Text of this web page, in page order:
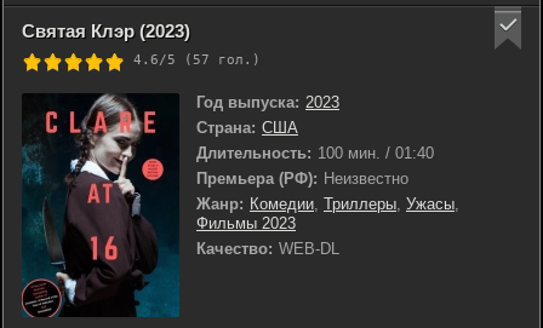
Святая Клэр (2023)
4.6/5 (57 гол.)
Год выпуска: 2023
Страна: США
Длительность: 100 мин. / 01:40
Премьера (РФ): Неизвестно
Жанр: Комедии, Триллеры, Ужасы,
Фильмы 2023
Качество: WEB-DL